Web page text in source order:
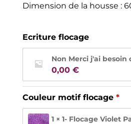
Dimension de la housse :
Ecriture flocage
Non Merci j'ai besoin
0,00 €
Couleur motif flocage
1 × 1- Flocage Violet